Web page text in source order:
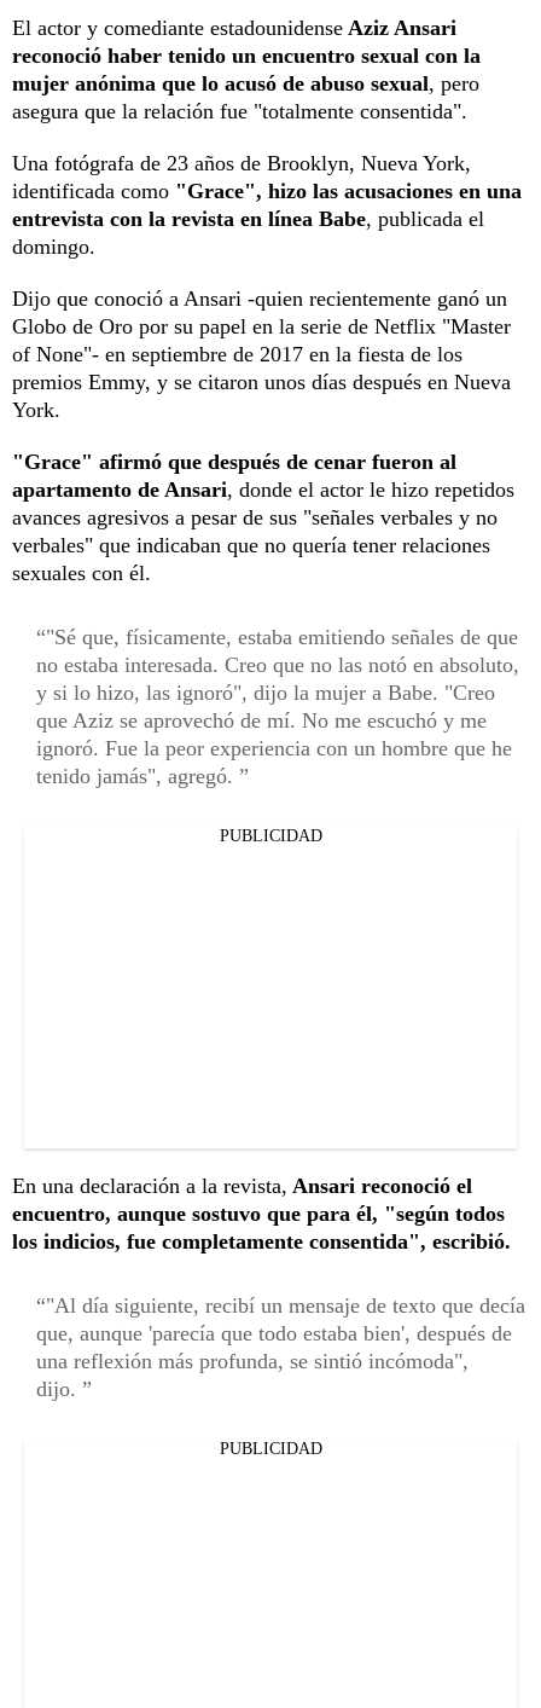
El actor y comediante estadounidense Aziz Ansari
reconoció haber tenido un encuentro sexual con la
mujer anónima que lo acusó de abuso sexual, pero
asegura que la relación fue "totalmente consentida".
Una fotógrafa de 23 años de Brooklyn, Nueva York,
identificada como "Grace", hizo las acusaciones en una
entrevista con la revista en línea Babe, publicada el
domingo.
Dijo que conoció a Ansari -quien recientemente ganó un
Globo de Oro por su papel en la serie de Netflix "Master
of None"- en septiembre de 2017 en la fiesta de los
premios Emmy, y se citaron unos días después en Nueva
York.
"Grace" afirmó que después de cenar fueron al
apartamento de Ansari, donde el actor le hizo repetidos
avances agresivos a pesar de sus "señales verbales y no
verbales" que indicaban que no quería tener relaciones
sexuales con él.
"Sé que, físicamente, estaba emitiendo señales de que
no estaba interesada. Creo que no las notó en absoluto,
y si lo hizo, las ignoró", dijo la mujer a Babe. "Creo
que Aziz se aprovechó de mí. No me escuchó y me
ignoró. Fue la peor experiencia con un hombre que he
tenido jamás", agregó.
PUBLICIDAD
En una declaración a la revista, Ansari reconoció el
encuentro, aunque sostuvo que para él, "según todos
los indicios, fue completamente consentida", escribió.
"Al día siguiente, recibí un mensaje de texto que decía
que, aunque 'parecía que todo estaba bien', después de
una reflexión más profunda, se sintió incómoda",
dijo.
PUBLICIDAD